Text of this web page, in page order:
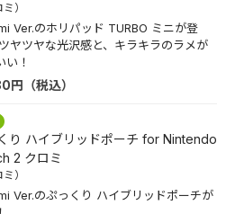
ミ）
Ver.のホリパッド TURBO ミニが登
ヤツヤな光沢感と、キラキラのラメが
い！
円 （税込）
り ハイブリッドポーチ for Nintendo
2 クロミ
ミ）
Ver.のぷっくり ハイブリッドポーチが